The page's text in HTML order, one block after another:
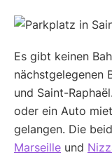
Es gibt keinen
nächstgelegenen
und Saint-
oder ein Auto
gelangen. Die
Marseille und